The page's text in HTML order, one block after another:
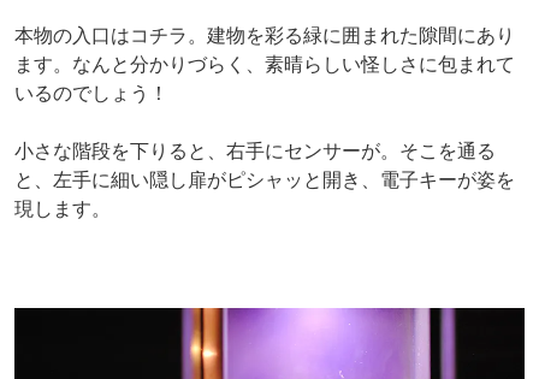
本物の入口はコチラ。建物を彩る緑に囲まれた隙間にあり
ます。なんと分かりづらく、素晴らしい怪しさに包まれて
いるのでしょう！
小さな階段を下りると、右手にセンサーが。そこを通る
と、左手に細い隠し扉がピシャッと開き、電子キーが姿を
現します。